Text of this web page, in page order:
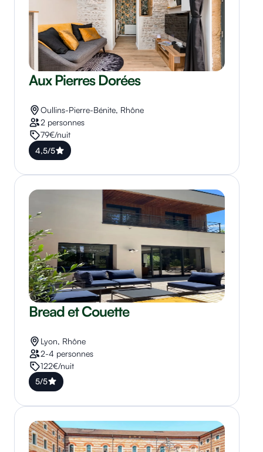
Aux Pierres Dorées
Oullins-Pierre-Bénite, Rhône
2 personnes
79€/nuit
4,5/5
Bread et Couette
Lyon, Rhône
2-4 personnes
122€/nuit
5/5